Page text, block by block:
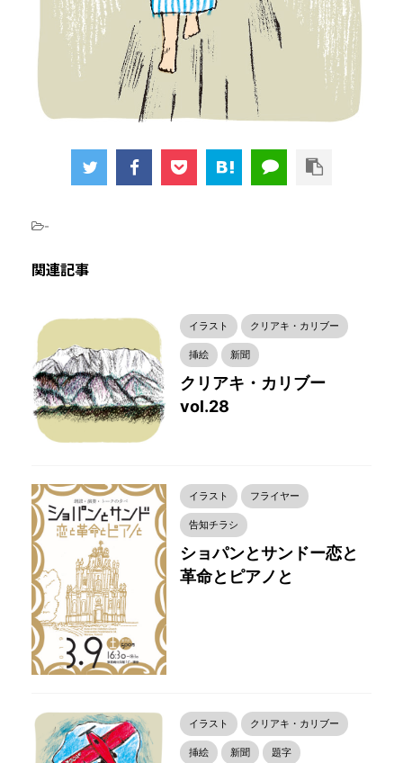
-
関連記事
イラスト クリアキ・カリブー
挿絵 新聞
クリアキ・カリブー
vol.28
イラスト フライヤー
告知チラシ
ショパンとサンドー恋と
革命とピアノと
イラスト クリアキ・カリブー
挿絵 新聞 題字